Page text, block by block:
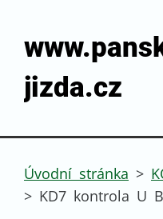
jizda.cz
Úvodní stránka >
> KD7 kontrola U